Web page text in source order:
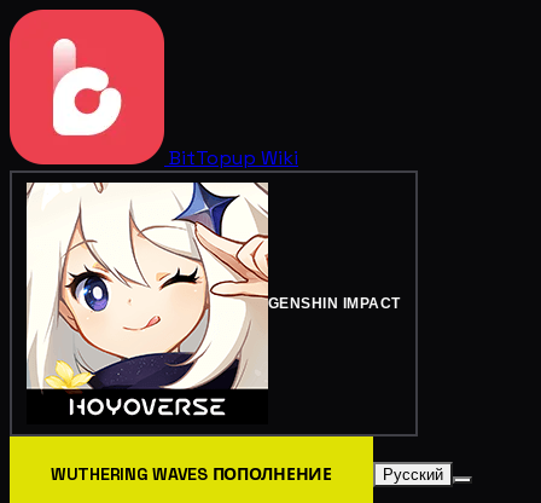
BitTopup Wiki
GENSHIN IMPACT
WUTHERING WAVES ПОПОЛНЕНИЕ Русский